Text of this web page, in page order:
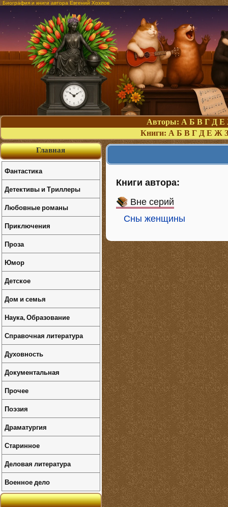
Биография и книги автора Евгений Хохлов
Авторы: А Б В Г Д Е
Книги: А Б В Г Д Е Ж З
Книги автора:
Вне серий
Сны женщины
Главная
Фантастика
Детективы и Триллеры
Любовные романы
Приключения
Проза
Юмор
Детское
Дом и семья
Наука, Образование
Справочная литература
Духовность
Документальная
Прочее
Поэзия
Драматургия
Старинное
Деловая литература
Военное дело